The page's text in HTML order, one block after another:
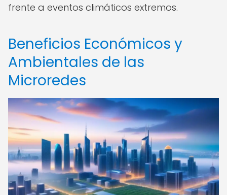
frente a eventos climáticos extremos.
Beneficios Económicos y
Ambientales de las
Microredes